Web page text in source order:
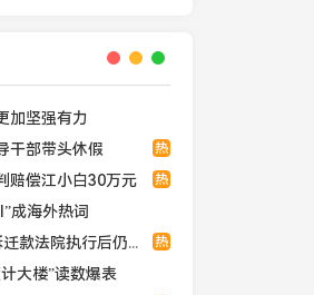
加坚强有力
热
干部带头休假
热
赔偿江小白30万元
成海外热词
热
村民2千万拆迁款法院执行后仍拿不到
大楼”读数爆表